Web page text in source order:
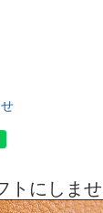
トにしま